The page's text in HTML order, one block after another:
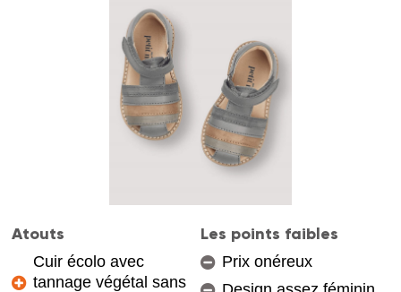
Atouts
Cuir écolo avec
tannage végétal sans
Les points faibles
Prix onéreux